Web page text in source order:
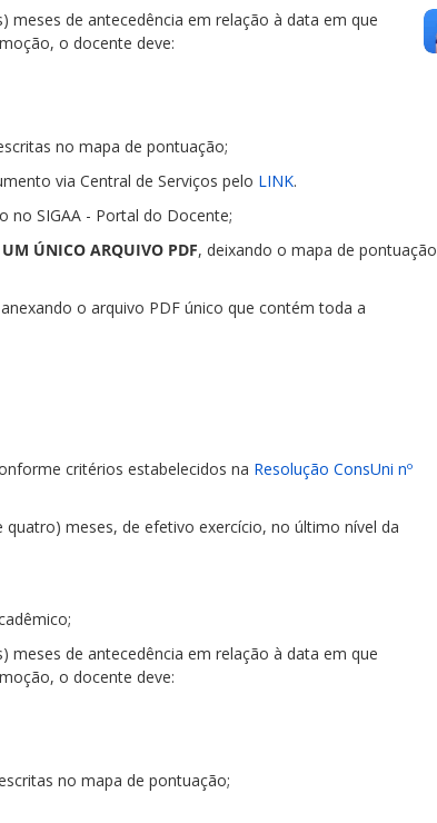
meses de antecedência em relação à data em que
o docente deve:
no mapa de pontuação;
via Central de Serviços pelo LINK.
no SIGAA - Portal do Docente;
ÚNICO ARQUIVO PDF, deixando o mapa de pontuação
o arquivo PDF único que contém toda a
critérios estabelecidos na Resolução ConsUni nº
meses, de efetivo exercício, no último nível da
meses de antecedência em relação à data em que
o docente deve:
no mapa de pontuação;